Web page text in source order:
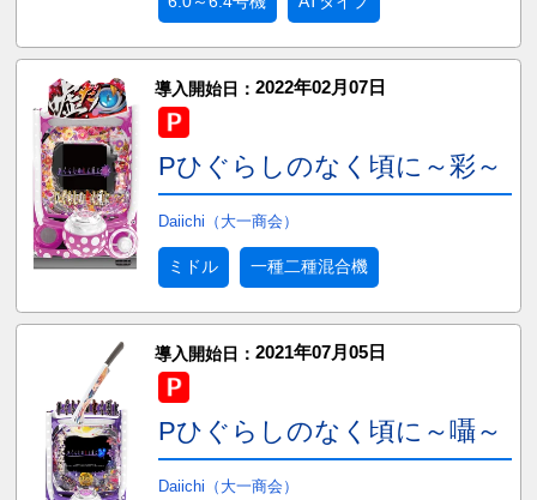
導入開始日： 2022年02月07日
Pひぐらしのなく頃に～彩～
Daiichi（大一商会）
ミドル 一種二種混合機
導入開始日： 2021年07月05日
Pひぐらしのなく頃に～囁～
Daiichi（大一商会）